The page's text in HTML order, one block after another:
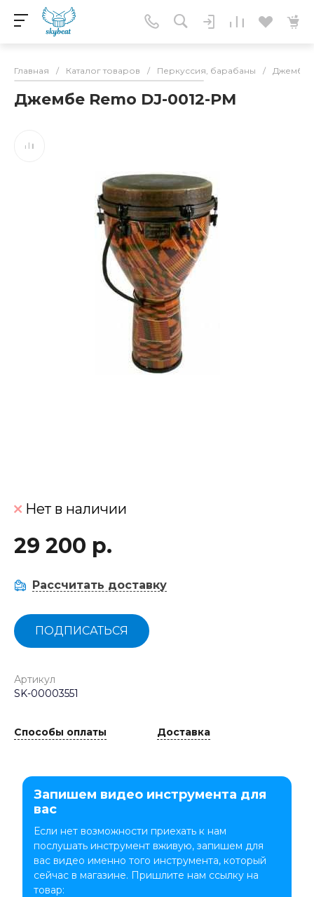
Главная / Каталог товаров / Перкуссия, барабаны / Джембе
Джембе Remo DJ-0012-PM
Нет в наличии
29 200 р.
Рассчитать доставку
ПОДПИСАТЬСЯ
Артикул
SK-00003551
Способы оплаты Доставка
Запишем видео инструмента для
вас
Если нет возможности приехать к нам
послушать инструмент вживую, запишем для
вас видео именно того инструмента, который
сейчас в магазине. Пришлите нам ссылку на
товар: